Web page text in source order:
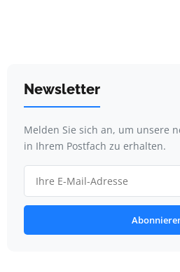
Newsletter
Melden Sie sich an, um unsere
in Ihrem Postfach zu erhalten.